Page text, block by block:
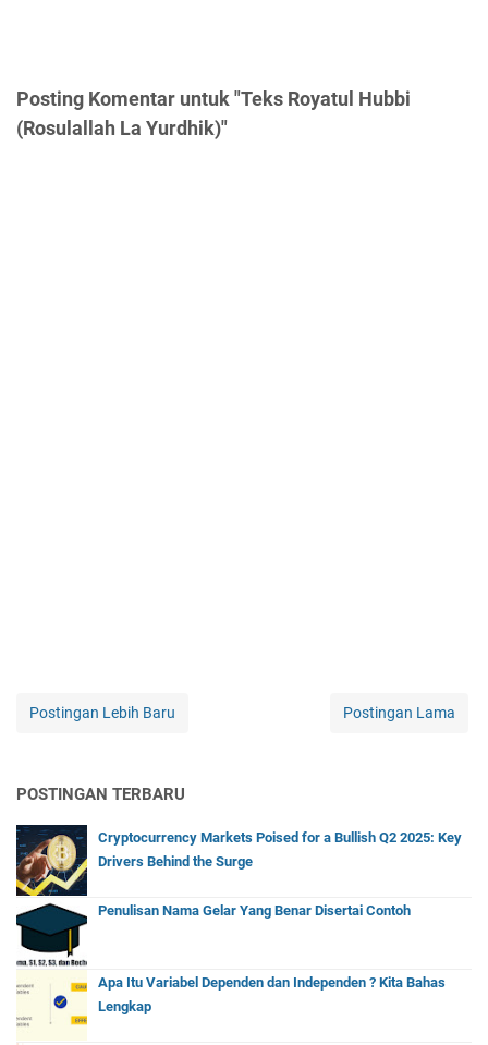
Posting Komentar untuk "Teks Royatul Hubbi
(Rosulallah La Yurdhik)"
Postingan Lebih Baru Postingan Lama
POSTINGAN TERBARU
Cryptocurrency Markets Poised for a Bullish Q2 2025: Key
Drivers Behind the Surge
Penulisan Nama Gelar Yang Benar Disertai Contoh
Apa Itu Variabel Dependen dan Independen ? Kita Bahas
Lengkap